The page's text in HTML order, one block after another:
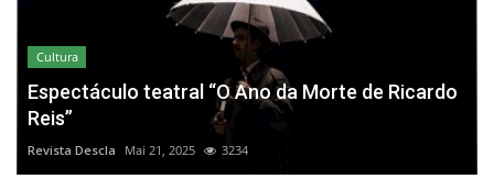
Cultura
Espectáculo teatral “O Ano da Morte de Ricardo
Reis”
Revista Descla Mai 21, 2025 3234